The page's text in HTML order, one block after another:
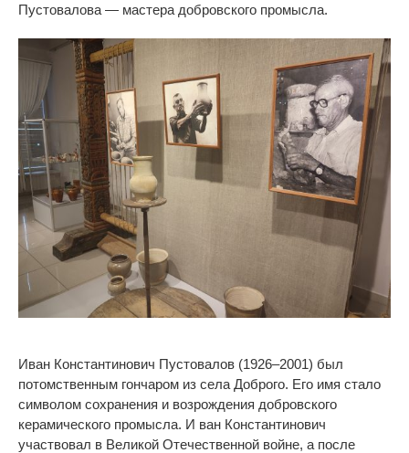
Пустовалова — мастера добровского промысла.
Иван Константинович Пустовалов (1926–2001) был
потомственным гончаром из села Доброго. Его имя стало
символом сохранения и возрождения добровского
керамического промысла. И ван Константинович
участвовал в Великой Отечественной войне, а после